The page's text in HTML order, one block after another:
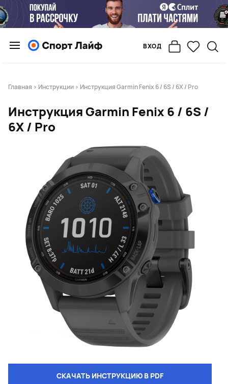
ВХОД
Главная > Инструкции > Инструкция Garmin Fenix 6 / 6S / 6X / Pro
Инструкция Garmin Fenix 6 / 6S /
6X / Pro
СКАЧАТЬ ИНСТРУКЦИЮ В PDF